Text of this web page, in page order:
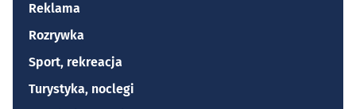
Reklama
Rozrywka
Sport, rekreacja
Turystyka, noclegi